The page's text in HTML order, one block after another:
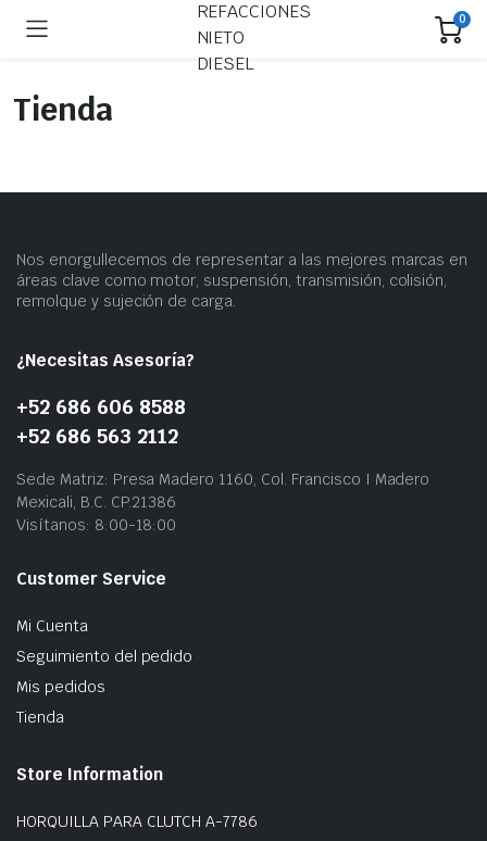
0
Tienda
Nos enorgullecemos de representar a las mejores marcas en
áreas clave como motor, suspensión, transmisión, colisión,
remolque y sujeción de carga.
¿Necesitas Asesoría?
+52 686 606 8588
+52 686 563 2112
Sede Matriz: Presa Madero 1160, Col. Francisco I Madero
Mexicali, B.C. CP.21386
Visítanos: 8:00-18:00
Customer Service
Mi Cuenta
Seguimiento del pedido
Mis pedidos
Tienda
Store Information
HORQUILLA PARA CLUTCH A-7786